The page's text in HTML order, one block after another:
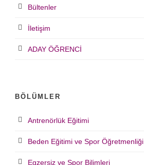
Bültenler
İletişim
ADAY ÖĞRENCİ
BÖLÜMLER
Antrenörlük Eğitimi
Beden Eğitimi ve Spor Öğretmenliği
Egzersiz ve Spor Bilimleri